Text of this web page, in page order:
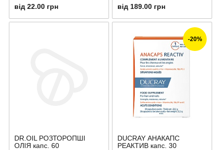
від 22.00 грн від 189.00 грн
DR.OIL РОЗТОРОПШІ
ОЛІЯ капс. 60
-20%
DUCRAY АНАКАПС
РЕАКТИВ капс. 30